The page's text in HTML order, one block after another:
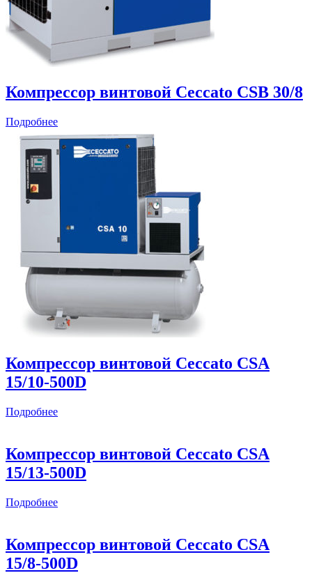
Компрессор винтовой Ceccato CSB 30/8
Подробнее
Компрессор винтовой Ceccato CSА
15/10-500D
Подробнее
Компрессор винтовой Ceccato CSА
15/13-500D
Подробнее
Компрессор винтовой Ceccato CSА
15/8-500D